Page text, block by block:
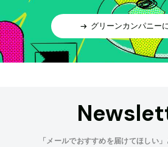
グリーンカンパニー
「メールでおすすめを届けてほしい」